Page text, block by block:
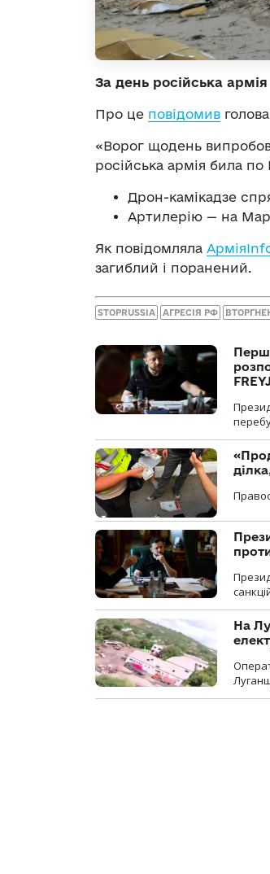
За день російська
Про це повідомив
«Ворог щодень
російська армія била по
Дрон-камікадзе
Артилерію — на
Як повідомляла
загиблий і поранений.
STOPRUSSIA АГРЕСІЯ РФ
На